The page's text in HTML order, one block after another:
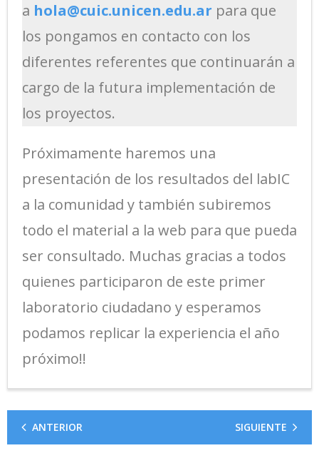
a hola@cuic.unicen.edu.ar para que
los pongamos en contacto con los
diferentes referentes que continuarán a
cargo de la futura implementación de
los proyectos.
Próximamente haremos una
presentación de los resultados del labIC
a la comunidad y también subiremos
todo el material a la web para que pueda
ser consultado. Muchas gracias a todos
quienes participaron de este primer
laboratorio ciudadano y esperamos
podamos replicar la experiencia el año
próximo!!
ANTERIOR SIGUIENTE